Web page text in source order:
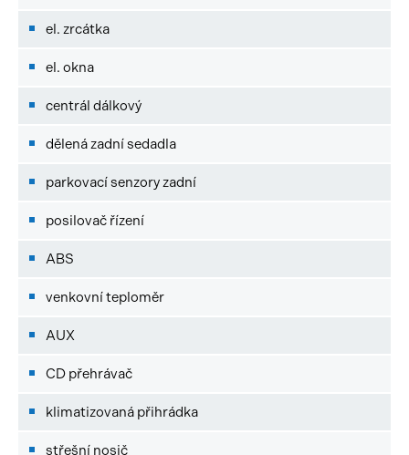
el. zrcátka
el. okna
centrál dálkový
dělená zadní sedadla
parkovací senzory zadní
posilovač řízení
ABS
venkovní teploměr
AUX
CD přehrávač
klimatizovaná přihrádka
střešní nosič